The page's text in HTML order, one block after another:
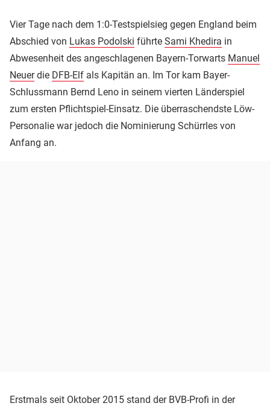
Vier Tage nach dem 1:0-Testspielsieg gegen England beim
Abschied von Lukas Podolski führte Sami Khedira in
Abwesenheit des angeschlagenen Bayern-Torwarts Manuel
Neuerdie DFB-Elf als Kapitän an. Im Tor kam Bayer-
Schlussmann Bernd Leno in seinem vierten Länderspiel
zum ersten Pflichtspiel-Einsatz. Die überraschendste Löw-
Personalie war jedoch die Nominierung Schürrles von
Anfang an.
Erstmals seit Oktober 2015 stand der BVB-Profi in der